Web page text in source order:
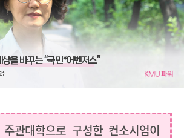
을 바꾸는 “국민*어벤저스”
수
주관대학으로 구성한 컨소시엄이